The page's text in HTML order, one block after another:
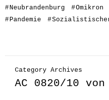
#Neubrandenburg #Omikron
#Pandemie #
Category Archives
AC 0820/10